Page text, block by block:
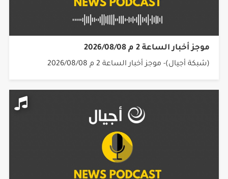
موجز أخبار الساعة 2 م 2026/08/08
(شبكة أجيال)- موجز أخبار الساعة 2 م 2026/08/08